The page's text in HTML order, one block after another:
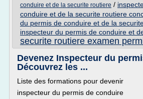
conduire et de la securite routiere /
conduire et de la securite routiere
du permis de conduire et de la
inspecteur du permis de conduire et
securite routiere examen
Devenez Inspecteur du
Découvrez les ...
Liste des formations pour devenir
inspecteur du permis de conduire